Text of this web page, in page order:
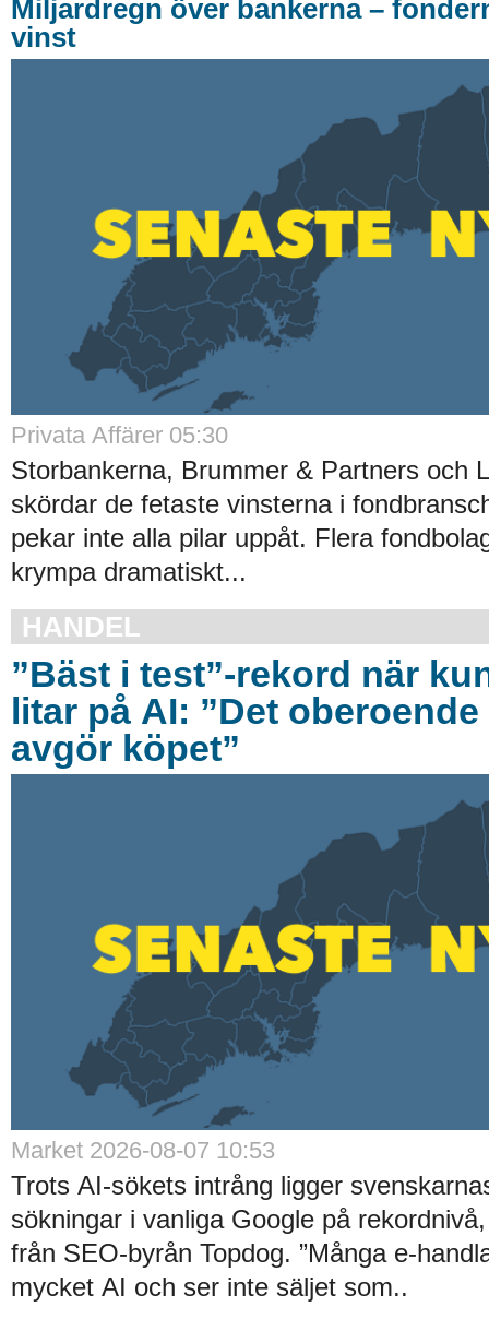
Miljardregn över bankerna –
vinst
Privata Affärer 05:30
Storbankerna, Brummer & Partners och
skördar de fetaste vinsterna i
pekar inte alla pilar uppåt. Flera
krympa dramatiskt...
HANDEL
”Bäst i test”-rekord när
litar på AI: ”Det
avgör köpet”
Market 2026-08-07 10:53
Trots AI-sökets intrång ligger
sökningar i vanliga Google på
från SEO-byrån Topdog. ”Många e-
mycket AI och ser inte säljet som..